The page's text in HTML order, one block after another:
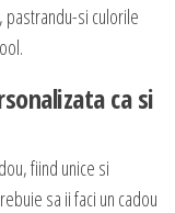
pastrandu-si culorile
ca si
fiind unice si
sa ii faci un cadou